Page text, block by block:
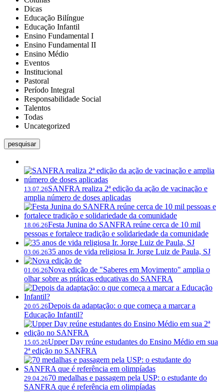
Dicas
Educação Bilíngue
Educação Infantil
Ensino Fundamental I
Ensino Fundamental II
Ensino Médio
Eventos
Institucional
Pastoral
Período Integral
Responsabilidade Social
Talentos
Todas
Uncategorized
pesquisar
13.07.26SANFRA realiza 2ª edição da ação de vacinação e
amplia número de doses aplicadas
18.06.26Festa Junina do SANFRA reúne cerca de 10 mil
pessoas e fortalece tradição e solidariedade da comunidade
03.06.2635 anos de vida religiosa Ir. Jorge Luiz de Paula, SJ
01.06.26Nova edição de "Saberes em Movimento" amplia o
olhar sobre as práticas educativas do SANFRA
20.05.26Depois da adaptação: o que começa a marcar a
Educação Infantil?
15.05.26Upper Day reúne estudantes do Ensino Médio em sua
2ª edição no SANFRA
29.04.2670 medalhas e passagem pela USP: o estudante do
SANFRA que é referência em olimpíadas